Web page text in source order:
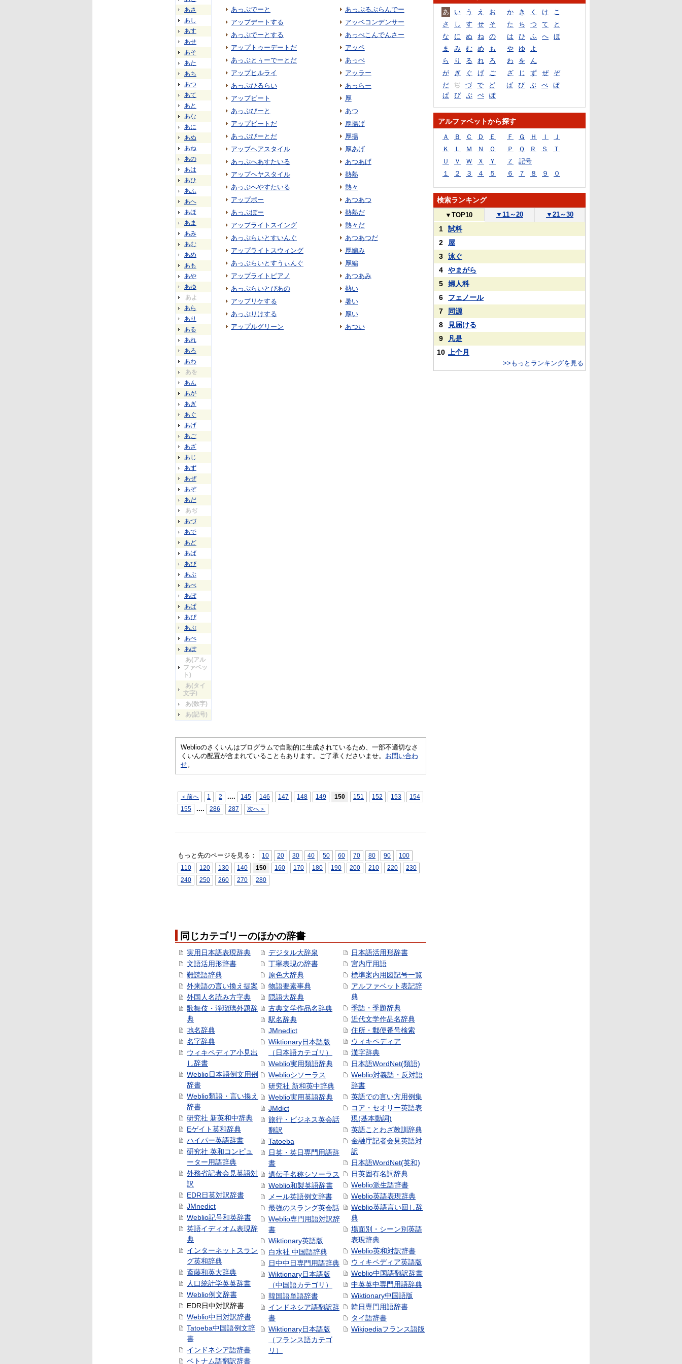
あさ
あし
あす
あせ
あそ
あた
あち
あつ
あて
あと
あな
あに
あぬ
あね
あの
あは
あひ
あふ
あへ
あほ
あま
あみ
あむ
あめ
あも
あや
あゆ
あよ
あら
あり
ある
あれ
あろ
あわ
あを
あん
あが
あぎ
あぐ
あげ
あご
あざ
あじ
あず
あぜ
あぞ
あだ
あぢ
あづ
あで
あど
あば
あび
あぶ
あべ
あぼ
あぱ
あぴ
あぷ
あぺ
あぽ
あ(アル
ファベッ
ト)
あ(タイ
文字)
あ(数字)
あ(記号)
あっぷでーと
アップデートする
あっぷでーとする
アップトゥーデートだ
あっぷとぅーでーとだ
アップヒルライ
あっぷひるらい
アップビート
あっぷびーと
アップビートだ
あっぷびーとだ
アップヘアスタイル
あっぷへあすたいる
アップヘヤスタイル
あっぷへやすたいる
アップボー
あっぷぼー
アップライトスイング
あっぷらいとすいんぐ
アップライトスウィング
あっぷらいとすうぃんぐ
アップライトピアノ
あっぷらいとぴあの
アップリケする
あっぷりけする
アップルグリーン
あっぷるぶらんでー
アッベコンデンサー
あっべこんでんさー
アッペ
あっぺ
アッラー
あっらー
厚
あつ
厚揚げ
厚揚
厚あげ
あつあげ
熱熱
熱々
あつあつ
熱熱だ
熱々だ
あつあつだ
厚編み
厚編
あつあみ
熱い
暑い
厚い
あつい
Weblioのさくいんはプログラムで自動的に生成されているため、一部不適切なさ
くいんの配置が含まれていることもあります。ご了承くださいませ。 お問い合わ
せ。
＜前へ 1 2 .... 145 146 147 148 149 150 151 152 153
154
155
.... 286 287 次へ＞
もっと先のページを見る： 10 20 30 40 50 60 70 80 90
100
110
120 130 140 150 160 170 180 190 200 210 220
230
240
250 260 270 280
同じカテゴリーのほかの辞書
実用日本語表現辞典
文語活用形辞書
難読語辞典
外来語の言い換え提案
外国人名読み方字典
歌舞伎・浄瑠璃外題辞
典
地名辞典
名字辞典
ウィキペディア小見出
し辞書
Weblio日本語例文用例
辞書
Weblio類語・言い換え
辞書
研究社 新英和中辞典
Eゲイト英和辞典
ハイパー英語辞書
研究社 英和コンピュ
ーター用語辞典
外務省記者会見英語対
訳
EDR日英対訳辞書
JMnedict
Weblio記号和英辞書
英語イディオム表現辞
典
インターネットスラン
グ英和辞典
斎藤和英大辞典
人口統計学英英辞書
Weblio例文辞書
EDR日中対訳辞書
Weblio中日対訳辞書
Tatoeba中国語例文辞
書
インドネシア語辞書
ベトナム語翻訳辞書
デジタル大辞泉
丁寧表現の辞書
原色大辞典
物語要素事典
隠語大辞典
古典文学作品名辞典
駅名辞典
JMnedict
Wiktionary日本語版
（日本語カテゴリ）
Weblio実用類語辞典
Weblioシソーラス
研究社 新和英中辞典
Weblio実用英語辞典
JMdict
旅行・ビジネス英会話
翻訳
Tatoeba
日英・英日専門用語辞
書
遺伝子名称シソーラス
Weblio和製英語辞書
メール英語例文辞書
最強のスラング英会話
Weblio専門用語対訳辞
書
Wiktionary英語版
白水社 中国語辞典
日中中日専門用語辞典
Wiktionary日本語版
（中国語カテゴリ）
韓国語単語辞書
インドネシア語翻訳辞
書
Wiktionary日本語版
（フランス語カテゴ
リ）
日本語活用形辞書
宮内庁用語
標準案内用図記号一覧
アルファベット表記辞
典
季語・季題辞典
近代文学作品名辞典
住所・郵便番号検索
ウィキペディア
漢字辞典
日本語WordNet(類語)
Weblio対義語・反対語
辞書
英語での言い方用例集
コア・セオリー英語表
現(基本動詞)
英語ことわざ教訓辞典
金融庁記者会見英語対
訳
日本語WordNet(英和)
日英固有名詞辞典
Weblio派生語辞書
Weblio英語表現辞典
Weblio英語言い回し辞
典
場面別・シーン別英語
表現辞典
Weblio英和対訳辞書
ウィキペディア英語版
Weblio中国語翻訳辞書
中英英中専門用語辞典
Wiktionary中国語版
韓日専門用語辞書
タイ語辞書
Wikipediaフランス語版
あ い う え お か き く け
こ
さ
し す せ そ た ち つ て
と
な
に ぬ ね の は ひ ふ へ
ほ
ま
み む め も や ゆ
よ
ら
り る れ ろ わ を
ん
が
ぎ ぐ げ ご ざ じ ず ぜ
ぞ
だ
ぢ づ で ど ば び ぶ べ
ぼ
ぱ
ぴ ぷ ぺ ぽ
アルファベットから探す
Ａ Ｂ Ｃ Ｄ Ｅ Ｆ Ｇ Ｈ Ｉ
Ｊ
Ｋ
Ｌ Ｍ Ｎ Ｏ Ｐ Ｑ Ｒ Ｓ
Ｔ
Ｕ
Ｖ Ｗ Ｘ Ｙ Ｚ
記号
１
２ ３ ４ ５ ６ ７ ８ ９ ０
検索ランキング
▼ TOP10 ▼ 11～20 ▼ 21～30
1
試料
2
屋
3
泳ぐ
4
やまがら
5
婦人科
6
フェノール
7
同源
8
見届ける
9
凡是
10
上个月
>>もっとランキングを見る